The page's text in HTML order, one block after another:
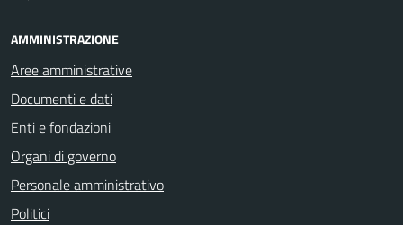
AMMINISTRAZIONE
Aree amministrative
Documenti e dati
Enti e fondazioni
Organi di governo
Personale amministrativo
Politici